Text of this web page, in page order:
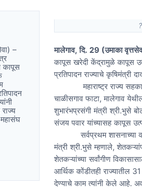
–
कापूस
मालेगाव,दि. 29 (उमाका
कापूस खरेदी केंद्रामुळे कापूस
प्रतिपादन राज्याचे कृषिमंत्री
महाराष्ट्र राज्य सहकारी
चाळीसगाव फाटा, मालेगाव
शुभारंभप्रसंगी मंत्री श्री.भुसे
संजय पवार यांच्यासह कापूस
सर्वप्रथम शासनाच्या
मंत्री श्री.भुसे म्हणाले,
शेतकऱ्यांच्या सर्वांगीण
आर्थिक कोंडीतही राज्यातील
देण्याचे काम त्यांनी केले आहे.